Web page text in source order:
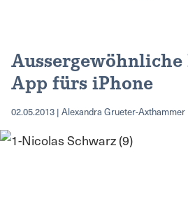
App fürs iPhone
02.05.2013 | Alexandra Grueter-Axthammer